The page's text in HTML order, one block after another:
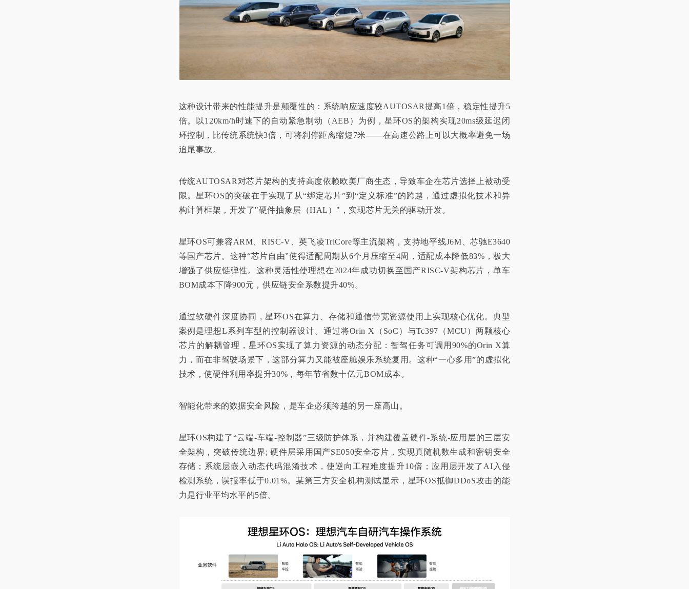
这种设计带来的性能提升是颠覆性的：系统响应速度较AUTOSAR提高1倍，稳定性提升5
倍。以120km/h时速下的自动紧急制动（AEB）为例，星环OS的架构实现20ms级延迟闭
环控制，比传统系统快3倍，可将刹停距离缩短7米——在高速公路上可以大概率避免一场
追尾事故。
传统AUTOSAR对芯片架构的支持高度依赖欧美厂商生态，导致车企在芯片选择上被动受
限。星环OS的突破在于实现了从“绑定芯片”到“定义标准”的跨越，通过虚拟化技术和异
构计算框架，开发了"硬件抽象层（HAL）"，实现芯片无关的驱动开发。
星环OS可兼容ARM、RISC-V、英飞凌TriCore等主流架构，支持地平线J6M、芯驰E3640
等国产芯片。这种“芯片自由”使得适配周期从6个月压缩至4周，适配成本降低83%，极大
增强了供应链弹性。这种灵活性使理想在2024年成功切换至国产RISC-V架构芯片，单车
BOM成本下降900元，供应链安全系数提升40%。
通过软硬件深度协同，星环OS在算力、存储和通信带宽资源使用上实现核心优化。典型
案例是理想L系列车型的控制器设计。通过将Orin X（SoC）与Tc397（MCU）两颗核心
芯片的解耦管理，星环OS实现了算力资源的动态分配：智驾任务可调用90%的Orin X算
力，而在非驾驶场景下，这部分算力又能被座舱娱乐系统复用。这种“一心多用”的虚拟化
技术，使硬件利用率提升30%，每年节省数十亿元BOM成本。
智能化带来的数据安全风险，是车企必须跨越的另一座高山。
星环OS构建了“云端-车端-控制器”三级防护体系，并构建覆盖硬件-系统-应用层的三层安
全架构，突破传统边界; 硬件层采用国产SE050安全芯片，实现真随机数生成和密钥安全
存储；系统层嵌入动态代码混淆技术，使逆向工程难度提升10倍；应用层开发了AI入侵
检测系统，误报率低于0.01%。某第三方安全机构测试显示，星环OS抵御DDoS攻击的能
力是行业平均水平的5倍。